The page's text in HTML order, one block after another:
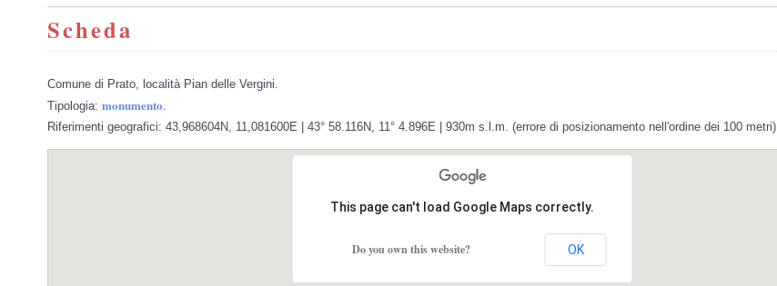
Scheda
Comune di Prato, località Pian delle Vergini.
Tipologia: monumento.
Riferimenti geografici: 43,968604N, 11,081600E | 43° 58.116N, 11° 4.896E | 930m s.l.m. (errore di posizionamento nell'ordine dei 100 metri)
This page can't load Google Maps correctly.
Do you own this website? OK